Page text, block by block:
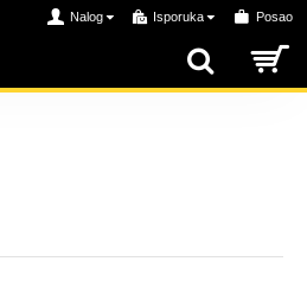
Nalog Isporuka Posao